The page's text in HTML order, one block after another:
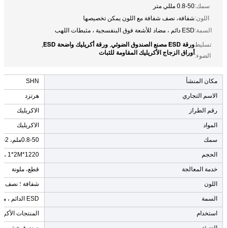
سمك:0.8-50 مللي متر
اللون:شفافة، نصف شفافة مع اللون يمكن تخصيصها
السمة:ESD دائم ، مضاد للأشعة فوق البنفسجية ، مثبطات اللهب
تسليط
الضوء:
ورقة ESD مصنع الصندوق الضوئي , ورقة أكريليك واضحة ESD ,
أوراق الزجاج الأكريليك المقاومة للثبات
مكان المنشأ SHN
الاسم التجاري هرتزد
رقم الطراز الاكريليك
المواد الاكريليك
سمك 0.8-50ملم، 2-20ملم
الحجم 1220*2440mm ((4*8foot) ، 1*2M؛ 1.22*2.44M مخصصة
خدمة المعالجة قطع، ملونة
اللون شفافة ؛ نصف
السمة ESD الدائم ، مضاد للأشعة فوق البنفسجية ، مضاد للاحتراق
استخدام المنتجات